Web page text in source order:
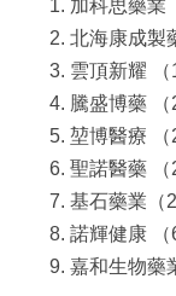
加科思藥業
北海康成製
雲頂新耀 （
騰盛博藥 （
堃博醫療 （
聖諾醫藥 （
基石藥業（
諾輝健康 （
嘉和生物藥